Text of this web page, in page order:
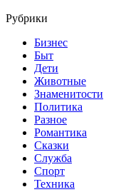
Рубрики
Бизнес
Быт
Дети
Животные
Знаменитости
Политика
Разное
Романтика
Сказки
Служба
Спорт
Техника